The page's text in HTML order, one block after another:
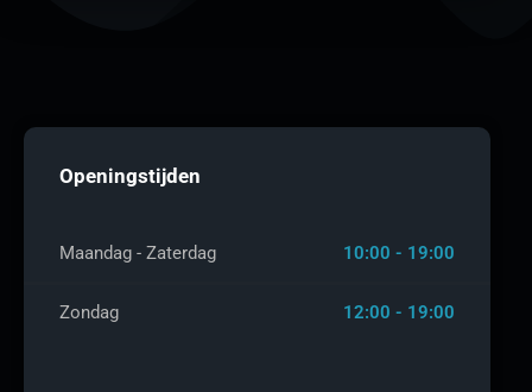
Openingstijden
Maandag - Zaterdag 10:00 - 19:00
Zondag 12:00 - 19:00